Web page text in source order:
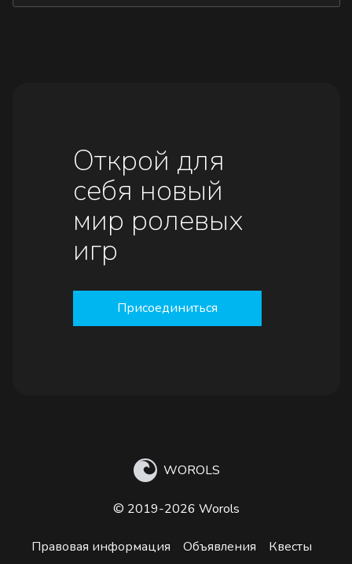
Открой для
себя новый
мир ролевых
игр
Присоединиться
WOROLS
© 2019-2026 Worols
Правовая информация Объявления Квесты